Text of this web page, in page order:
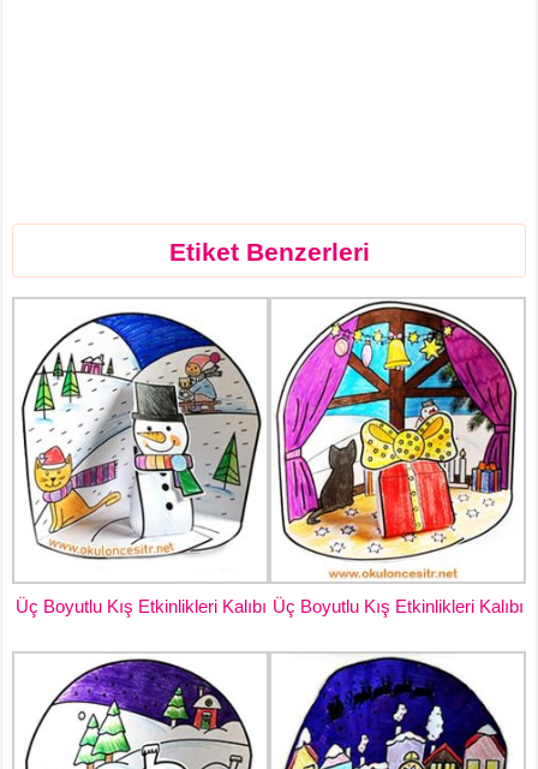
Etiket Benzerleri
Üç Boyutlu Kış Etkinlikleri Kalıbı Üç Boyutlu Kış Etkinlikleri Kalıbı